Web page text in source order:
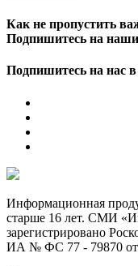
Как не пропустить
Подпишитесь на
Подпишитесь на нас в
Информационная
старше 16 лет. СМИ
зарегистрировано
ИА № ФС 77 - 79870 от